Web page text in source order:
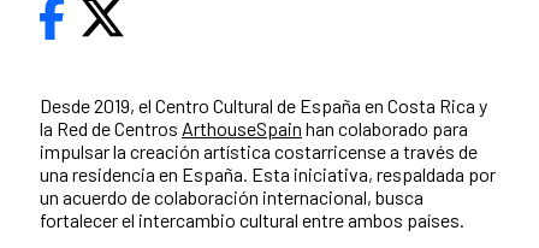
Desde 2019, el Centro Cultural de España en Costa Rica y
la Red de Centros ArthouseSpain han colaborado para
impulsar la creación artística costarricense a través de
una residencia en España. Esta iniciativa, respaldada por
un acuerdo de colaboración internacional, busca
fortalecer el intercambio cultural entre ambos países.